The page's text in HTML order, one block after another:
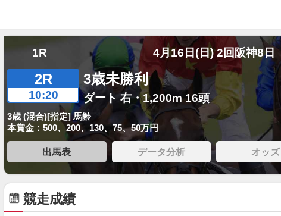
1R 4月16日(日) 2回阪神8日
2R
10:20
3歳未勝利
ダート 右・1,200m 16頭
3歳 (混合)[指定] 馬齢
本賞金：500、200、130、75、50万円
出馬表 データ分析 オッズ
競走成績